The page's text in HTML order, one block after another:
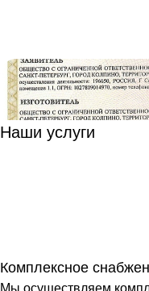
Наши услуги
Комплексное
Мы осуществляем